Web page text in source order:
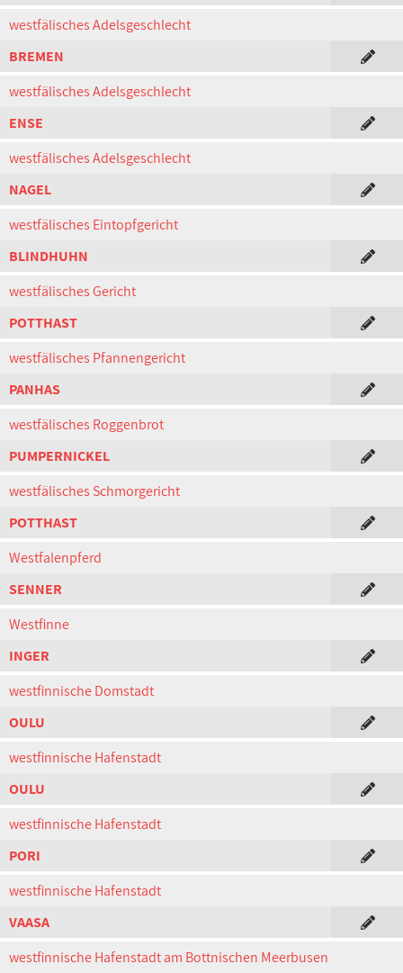
westfälisches Adelsgeschlecht
BREMEN
westfälisches Adelsgeschlecht
ENSE
westfälisches Adelsgeschlecht
NAGEL
westfälisches Eintopfgericht
BLINDHUHN
westfälisches Gericht
POTTHAST
westfälisches Pfannengericht
PANHAS
westfälisches Roggenbrot
PUMPERNICKEL
westfälisches Schmorgericht
POTTHAST
Westfalenpferd
SENNER
Westfinne
INGER
westfinnische Domstadt
OULU
westfinnische Hafenstadt
OULU
westfinnische Hafenstadt
PORI
westfinnische Hafenstadt
VAASA
westfinnische Hafenstadt am Bottnischen Meerbusen